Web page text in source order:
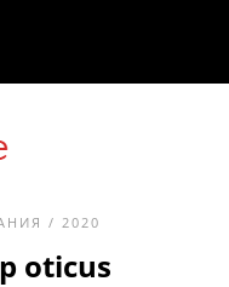
/ 2020
oticus